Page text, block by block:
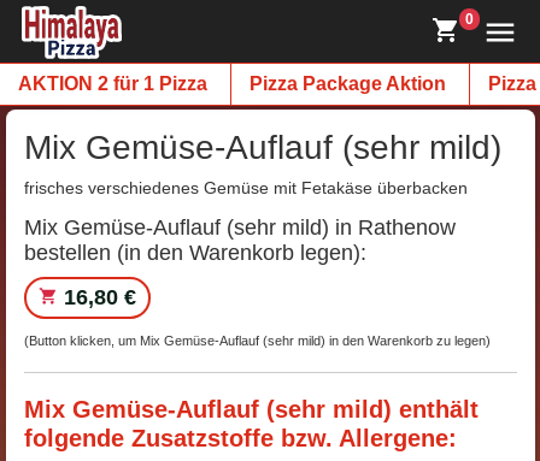
0
AKTION 2 für 1 Pizza Pizza Package Aktion Pizza
Mix Gemüse-Auflauf (sehr mild)
frisches verschiedenes Gemüse mit Fetakäse überbacken
Mix Gemüse-Auflauf (sehr mild) in Rathenow
bestellen (in den Warenkorb legen):
16,80 €
(Button klicken, um Mix Gemüse-Auflauf (sehr mild) in den Warenkorb zu legen)
Mix Gemüse-Auflauf (sehr mild) enthält
folgende Zusatzstoffe bzw. Allergene: